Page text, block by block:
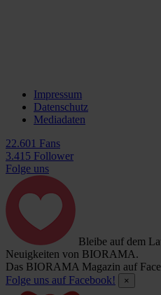
Impressum
Datenschutz
Mediadaten
22.601 Fans
3.415 Follower
Folge uns
Bleibe auf dem
Neuigkeiten von BIORAMA.
Das BIORAMA Magazin auf
Folge uns auf Facebook!
×